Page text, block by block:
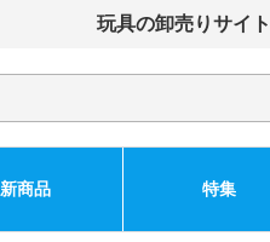
玩具の卸売りサイト
新商品 特集